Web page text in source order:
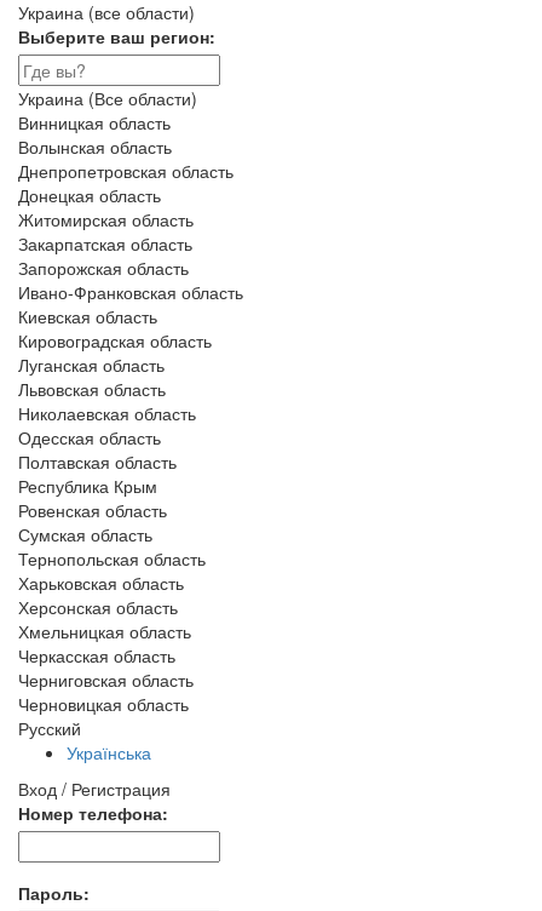
Украина (все области)
Выберите ваш регион:
Украина (Все области)
Винницкая область
Волынская область
Днепропетровская область
Донецкая область
Житомирская область
Закарпатская область
Запорожская область
Ивано-Франковская область
Киевская область
Кировоградская область
Луганская область
Львовская область
Николаевская область
Одесская область
Полтавская область
Республика Крым
Ровенская область
Сумская область
Тернопольская область
Харьковская область
Херсонская область
Хмельницкая область
Черкасская область
Черниговская область
Черновицкая область
Русский
Українська
Вход / Регистрация
Номер телефона:
Пароль: